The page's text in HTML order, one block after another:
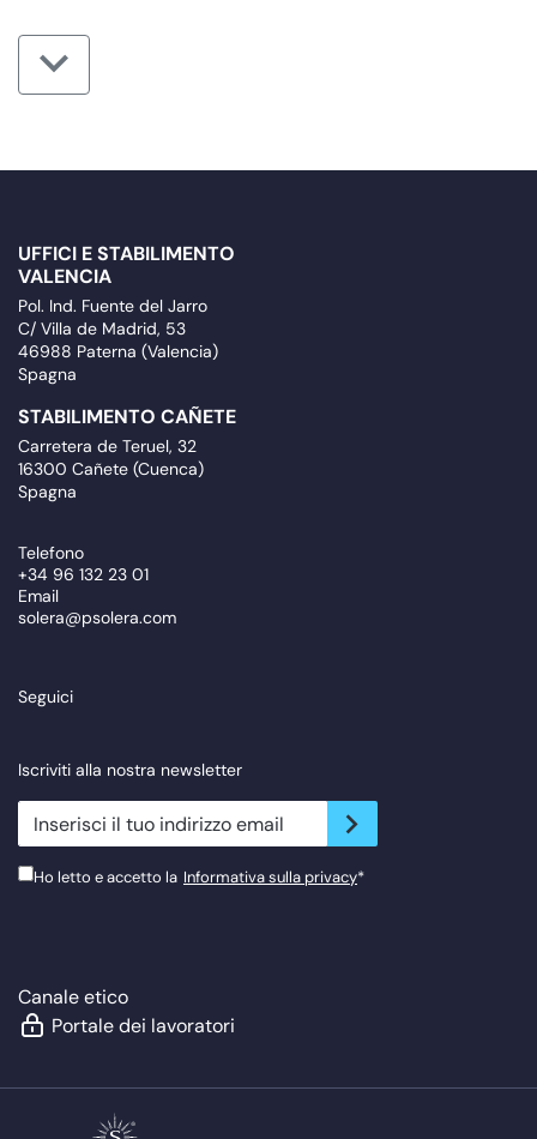
UFFICI E STABILIMENTO
VALENCIA
Pol. Ind. Fuente del Jarro
C/ Villa de Madrid, 53
46988 Paterna (Valencia)
Spagna
STABILIMENTO CAÑETE
Carretera de Teruel, 32
16300 Cañete (Cuenca)
Spagna
Telefono
+34 96 132 23 01
Email
solera@psolera.com
Seguici
Iscriviti alla nostra newsletter
newsletter.suscribe
Ho letto e accetto la Informativa sulla privacy*
Canale etico
Portale dei lavoratori